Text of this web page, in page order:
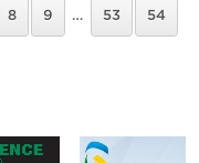
8 9 … 53 54